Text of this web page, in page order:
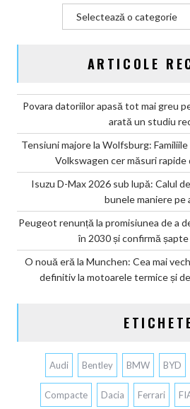
ARTICOLE
Povara datoriilor apasă tot mai greu
arată un studiu
Tensiuni majore la Wolfsburg:
Volkswagen cer măsuri
Isuzu D-Max 2026 sub lupă: Calul
bunele maniere pe
Peugeot renunță la promisiunea de a
în 2030 și confirmă
O nouă eră la Munchen: Cea mai
definitiv la motoarele termice și
Audi Bentley BMW BYD
Compacte Dacia Ferrari